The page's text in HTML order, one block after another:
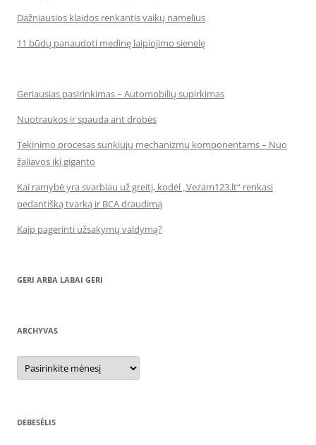
Dažniausios klaidos renkantis vaikų namelius
11 būdų panaudoti medinę laipiojimo sienelę
Geriausias pasirinkimas – Automobilių supirkimas
Nuotraukos ir spauda ant drobės
Tekinimo procesas sunkiųjų mechanizmų komponentams – Nuo
žaliavos iki giganto
Kai ramybė yra svarbiau už greitį, kodėl „Vezam123.lt“ renkasi
pedantišką tvarką ir BCA draudimą
Kaip pagerinti užsakymų valdymą?
GERI ARBA LABAI GERI
ARCHYVAS
Archyvas
DEBESĖLIS